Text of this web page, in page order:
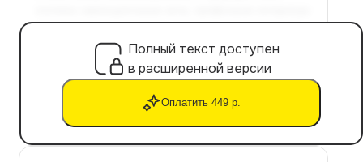
Полный текст доступен
в расширенной версии
Оплатить 449 р.